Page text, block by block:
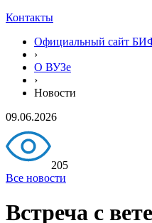
Контакты
Официальный сайт
›
О ВУЗе
›
Новости
09.06.2026
205
Все новости
Встреча с